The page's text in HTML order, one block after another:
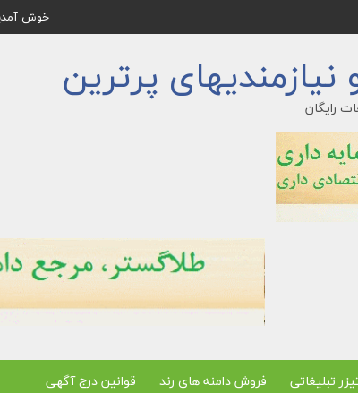
خوش
پرترین
رایگان
تبلیغاتی فروش دامنه های رند
قوانین درج آگهی